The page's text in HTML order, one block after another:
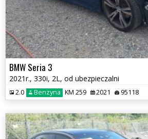
BMW Seria 3
2021r., 330i, 2L, od ubezpieczalni
2.0 Benzyna KM 259 2021 95118